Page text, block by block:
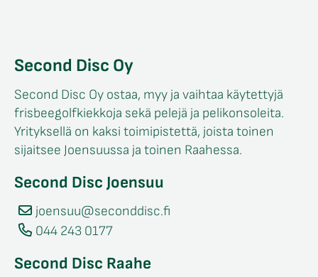
Second Disc Oy
Second Disc Oy ostaa, myy ja vaihtaa käytettyjä
frisbeegolfkiekkoja sekä pelejä ja pelikonsoleita.
Yrityksellä on kaksi toimipistettä, joista toinen
sijaitsee Joensuussa ja toinen Raahessa.
Second Disc Joensuu
joensuu@seconddisc.fi
044 243 0177
Second Disc Raahe